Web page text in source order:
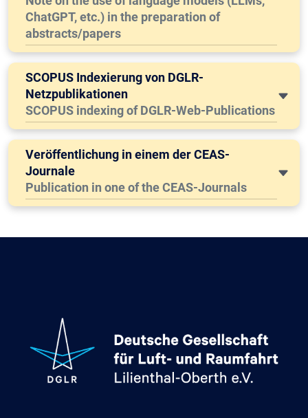
ChatGPT, etc.) in the preparation of
abstracts/papers
SCOPUS Indexierung von DGLR-
Netzpublikationen
SCOPUS indexing of DGLR-Web-Publications
Veröffentlichung in einem der CEAS-
Journale
Publication in one of the CEAS-Journals